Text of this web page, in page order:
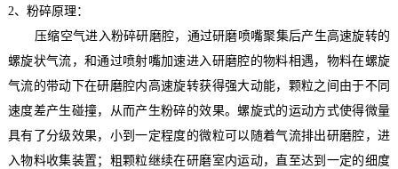
2、粉碎原理：
压缩空气进入粉碎研磨腔，通过研磨喷嘴聚集后产生高速旋转的
螺旋状气流，和通过喷射嘴加速进入研磨腔的物料相遇，物料在螺旋
气流的带动下在研磨腔内高速旋转获得强大动能，颗粒之间由于不同
速度差产生碰撞，从而产生粉碎的效果。螺旋式的运动方式使得微量
具有了分级效果，小到一定程度的微粒可以随着气流排出研磨腔，进
入物料收集装置；粗颗粒继续在研磨室内运动，直至达到一定的细度